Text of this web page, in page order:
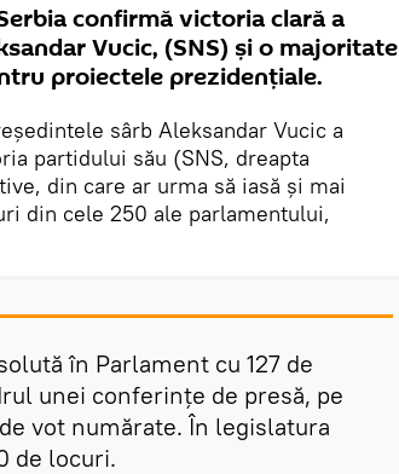
confirmă victoria clară a
Vucic, (SNS) și o majoritate
proiectele prezidențiale.
sârb Aleksandar Vucic a
partidului său (SNS, dreapta
din care ar urma să iasă și mai
din cele 250 ale parlamentului,
în Parlament cu 127 de
unei conferințe de presă, pe
vot numărate. În legislatura
de locuri.